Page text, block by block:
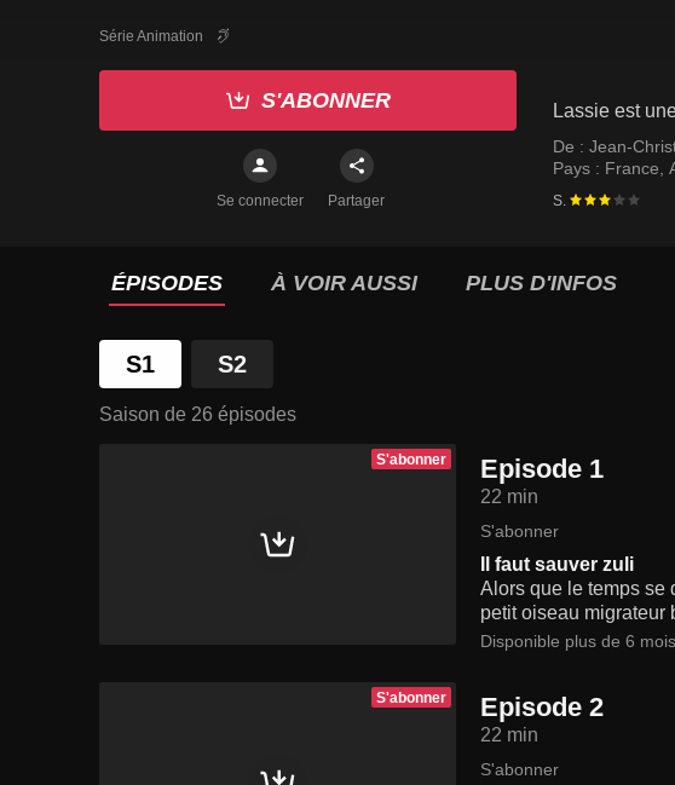
Série Animation
S'ABONNER
Se connecter Partager
Lassie est
De : Jean-
Pays : France
S.
ÉPISODES À VOIR AUSSI PLUS D'INFOS
S1 S2
Saison de 26 épisodes
S'abonner Episode 1
22 min
S'abonner
Il faut sauver zuli
Alors que le temps se
petit oiseau migrateur
Disponible plus de 6 mois
S'abonner Episode 2
22 min
S'abonner